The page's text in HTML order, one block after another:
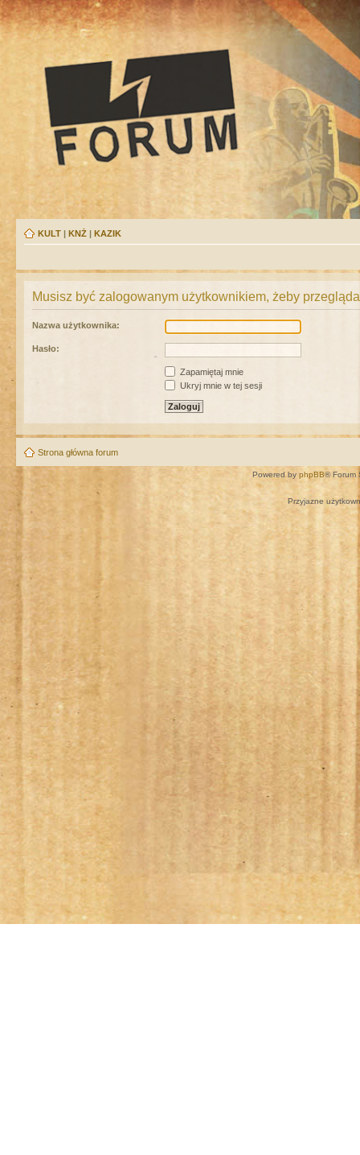
KULT | KNŻ | KAZIK
Musisz być zalogowanym użytkownikiem, żeby
Nazwa użytkownika:
Hasło:
Zapamiętaj mnie
Ukryj mnie w tej sesji
Strona główna forum
Powered by phpBB® Forum
Przyjazne